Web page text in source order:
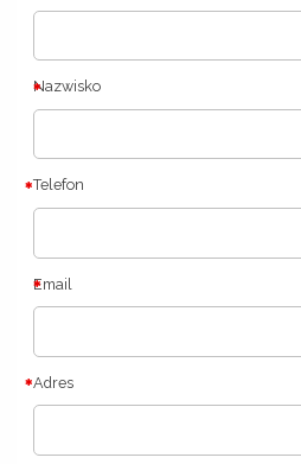
Nazwisko
Telefon
Email
Adres